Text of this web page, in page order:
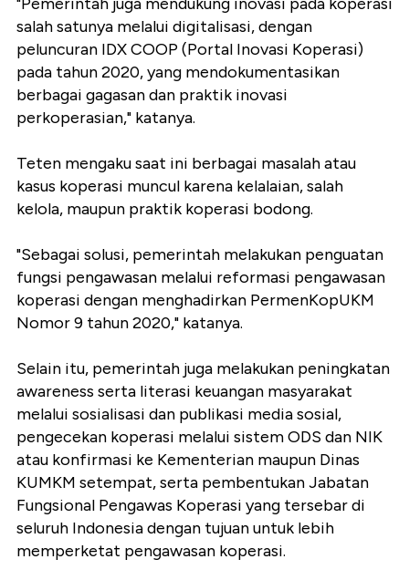
salah satunya melalui digitalisasi, dengan
peluncuran IDX COOP (Portal Inovasi Koperasi)
pada tahun 2020, yang mendokumentasikan
berbagai gagasan dan praktik inovasi
perkoperasian," katanya.
Teten mengaku saat ini berbagai masalah atau
kasus koperasi muncul karena kelalaian, salah
kelola, maupun praktik koperasi bodong.
"Sebagai solusi, pemerintah melakukan penguatan
fungsi pengawasan melalui reformasi pengawasan
koperasi dengan menghadirkan PermenKopUKM
Nomor 9 tahun 2020," katanya.
Selain itu, pemerintah juga melakukan peningkatan
awareness serta literasi keuangan masyarakat
melalui sosialisasi dan publikasi media sosial,
pengecekan koperasi melalui sistem ODS dan NIK
atau konfirmasi ke Kementerian maupun Dinas
KUMKM setempat, serta pembentukan Jabatan
Fungsional Pengawas Koperasi yang tersebar di
seluruh Indonesia dengan tujuan untuk lebih
memperketat pengawasan koperasi.